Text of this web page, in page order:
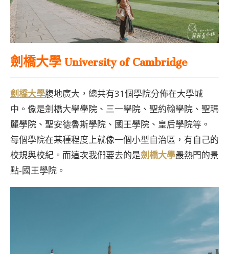
劍橋大學 University of Cambridge
劍橋大學腹地廣大，總共有31個學院分佈在大學城
中。像是劍橋大學學院、三一學院、聖約翰學院、聖瑪
麗學院、聖安德魯斯學院、國王學院、皇后學院等。
每個學院在某種程度上就像一個小型自治區，有自己的
校規與校紀。而這次我們要去的是劍橋大學最熱門的景
點-國王學院。